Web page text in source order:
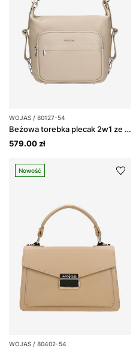
WOJAS / 80127-54
Beżowa torebka plecak 2w1 ze skóry licowej
579.00 zł
Nowość
WOJAS / 80402-54